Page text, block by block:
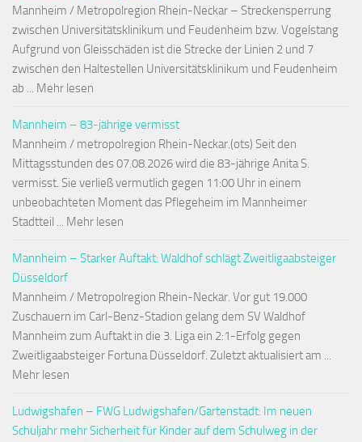
Mannheim / Metropolregion Rhein-Neckar – Streckensperrung
zwischen Universitätsklinikum und Feudenheim bzw. Vogelstang
Aufgrund von Gleisschäden ist die Strecke der Linien 2 und 7
zwischen den Haltestellen Universitätsklinikum und Feudenheim
ab ... Mehr lesen
Mannheim – 83-jährige vermisst
Mannheim / metropolregion Rhein-Neckar.(ots) Seit den
Mittagsstunden des 07.08.2026 wird die 83-jährige Anita S.
vermisst. Sie verließ vermutlich gegen 11:00 Uhr in einem
unbeobachteten Moment das Pflegeheim im Mannheimer
Stadtteil ... Mehr lesen
Mannheim – Starker Auftakt: Waldhof schlägt Zweitligaabsteiger
Düsseldorf
Mannheim / Metropolregion Rhein-Neckar. Vor gut 19.000
Zuschauern im Carl-Benz-Stadion gelang dem SV Waldhof
Mannheim zum Auftakt in die 3. Liga ein 2:1-Erfolg gegen
Zweitligaabsteiger Fortuna Düsseldorf. Zuletzt aktualisiert am ...
Mehr lesen
Ludwigshafen – FWG Ludwigshafen/Gartenstadt: Im neuen
Schuljahr mehr Sicherheit für Kinder auf dem Schulweg in der